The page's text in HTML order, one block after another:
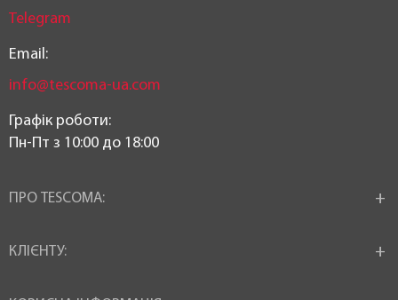
Telegram
Email:
info@tescoma-ua.com
Графік роботи:
Пн-Пт з 10:00 до 18:00
ПРО TESCOMA:
КЛІЄНТУ: